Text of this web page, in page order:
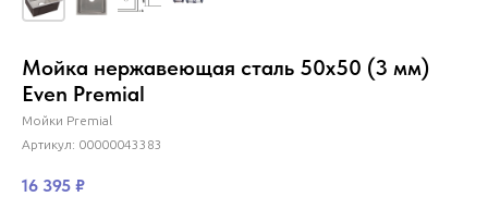
Мойка нержавеющая сталь 50х50 (3 мм)
Even Premial
Мойки Premial
Артикул: 00000043383
16 395 ₽